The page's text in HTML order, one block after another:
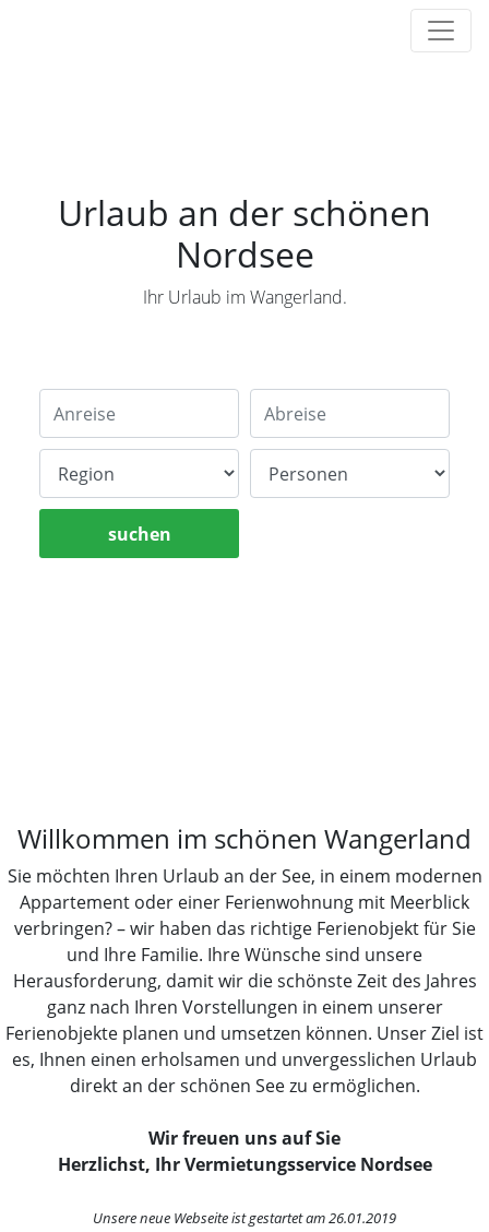
Urlaub an der schönen
Nordsee
Ihr Urlaub im Wangerland.
suchen
Willkommen im schönen Wangerland
Sie möchten Ihren Urlaub an der See, in einem modernen
Appartement oder einer Ferienwohnung mit Meerblick
verbringen? – wir haben das richtige Ferienobjekt für Sie
und Ihre Familie. Ihre Wünsche sind unsere
Herausforderung, damit wir die schönste Zeit des Jahres
ganz nach Ihren Vorstellungen in einem unserer
Ferienobjekte planen und umsetzen können. Unser Ziel ist
es, Ihnen einen erholsamen und unvergesslichen Urlaub
direkt an der schönen See zu ermöglichen.
Wir freuen uns auf Sie
Herzlichst, Ihr Vermietungsservice Nordsee
Unsere neue Webseite ist gestartet am 26.01.2019